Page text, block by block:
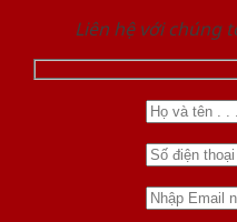
Liên hệ với chúng